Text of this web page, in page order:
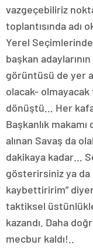
vazgeçebiliriz
toplantısında adı
Yerel
başkan
görüntüsü de yer
olacak- olmayacak
dönüştü… Her
Başkanlık
alınan Savaş da
dakikaya kadar…
gösterirsiniz ya da
kaybettiririm”
taktiksel üstünlükle
kazandı. Daha
mecbur kaldı!..